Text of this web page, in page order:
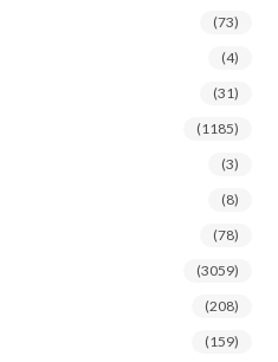
(73)
(4)
(31)
(1185)
(3)
(8)
(78)
(3059)
(208)
(159)